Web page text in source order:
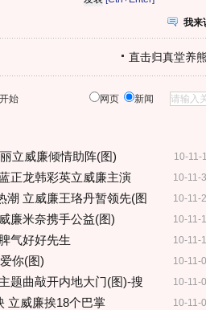
我来
直击归真堂养
始 网页 新闻
10-11-
立威廉倾情助阵(图)
10-11-
正龙韩彩英立威廉主演
10-11-
潮 立威廉王珞丹暂领先(图
10-11-
廉米奈携手公益(图)
10-11-
气好好先生
10-11-
你(图)
10-11-
题曲敲开内地大门(图)-搜
10-11-
立威廉挨18个巴掌